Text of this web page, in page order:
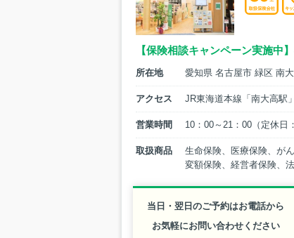
【保険相談キャンペーン実施中
所在地 愛知県 名古屋市 緑区 南
アクセス JR東海道本線「南大高駅
営業時間 10：00～21：00（定休日
取扱商品
生命保険、医療保険、が
変額保険、経営者保険、
当日・翌日のご予約はお電話から
お気軽にお問い合わせください